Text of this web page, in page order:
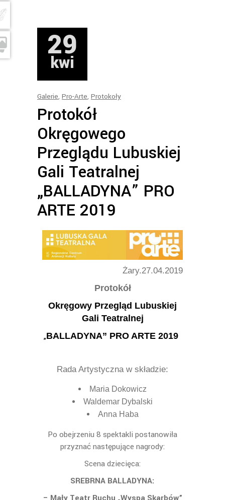
29
kwi
Galerie, Pro-Arte, Protokoły
Protokół
Okręgowego
Przeglądu Lubuskiej
Gali Teatralnej
„BALLADYNA” PRO
ARTE 2019
Żary.27.04.2019
Protokół
Okręgowy Przegląd Lubuskiej
Gali Teatralnej
„BALLADYNA” PRO ARTE 2019
Rada Artystyczna w składzie:
Maria Dokowicz
Waldemar Dybalski
Anna Haba
Po obejrzeniu 8 spektakli postanowiła
przyznać następujące nagrody:
Scena dziecięca:
SREBRNA BALLADYNA: